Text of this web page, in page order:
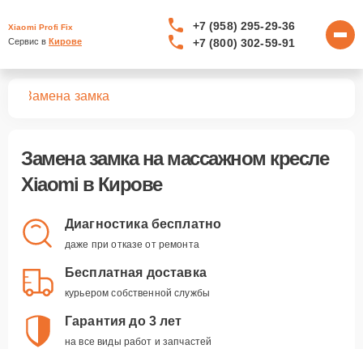
Xiaomi Profi Fix
Сервис в Кирове
+7 (958) 295-29-36
+7 (800) 302-59-91
Замена замка
Замена замкана массажном кресле
Xiaomi в Кирове
Диагностика бесплатно
даже при отказе от ремонта
Бесплатная доставка
курьером собственной службы
Гарантия до 3 лет
на все виды работ и запчастей